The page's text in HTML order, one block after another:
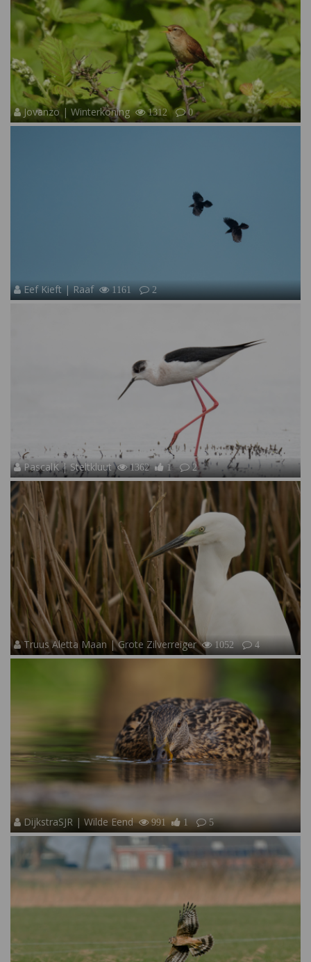
Jovanzo | Winterkoning 1312 0
Eef Kieft | Raaf 1161 2
PascalK | Steltkluut 1362 1 2
Truus Aletta Maan | Grote Zilverreiger 1052 4
DijkstraSJR | Wilde Eend 991 1 5